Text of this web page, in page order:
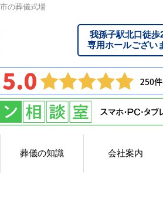
の葬儀式場
我孫子駅北口徒歩
専用ホールござい
葬儀の知識 会社案内